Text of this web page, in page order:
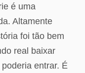
é uma
Altamente
foi tão bem
real baixar
entrar. É